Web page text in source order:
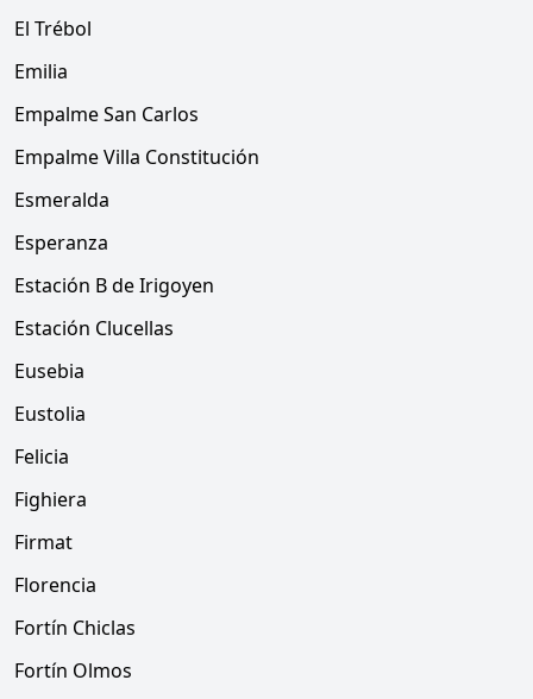
El Trébol
Emilia
Empalme San Carlos
Empalme Villa Constitución
Esmeralda
Esperanza
Estación B de Irigoyen
Estación Clucellas
Eusebia
Eustolia
Felicia
Fighiera
Firmat
Florencia
Fortín Chiclas
Fortín Olmos